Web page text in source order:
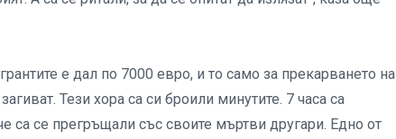
е дал по 7000 евро, и то само за прекарването на
Тези хора са си броили минутите. 7 часа са
са се прегръщали със своите мъртви другари. Едно от